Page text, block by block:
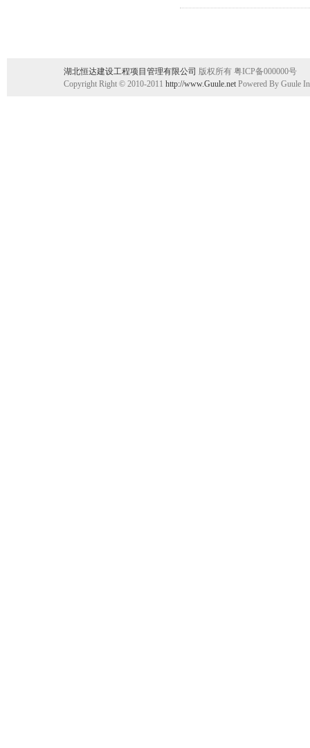
湖北恒达建设工程项目管理有限公司 版权所有 粤ICP备000000号
Copyright Right © 2010-2011 http://www.Guule.net Powered By Guule